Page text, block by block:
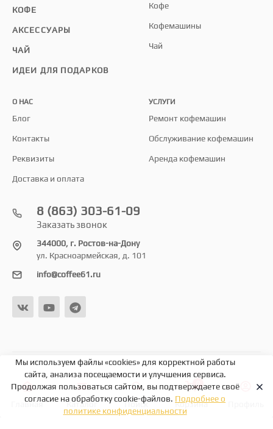
КОФЕ
АКСЕССУАРЫ
ЧАЙ
ИДЕИ ДЛЯ ПОДАРКОВ
Кофе
Кофемашины
Чай
О НАС
Блог
Контакты
Реквизиты
Доставка и оплата
УСЛУГИ
Ремонт кофемашин
Обслуживание кофемашин
Аренда кофемашин
8 (863) 303-61-09
Заказать звонок
344000, г. Ростов-на-Дону
ул. Красноармейская, д. 101
info@coffee61.ru
© 2026
Мы используем файлы «cookies» для корректной работы
сайта, анализа посещаемости и улучшения сервиса.
Продолжая пользоваться сайтом, вы подтверждаете своё
согласие на обработку cookie-файлов. Подробнее о
политике конфиденциальности
Главная Каталог Поиск Корзина